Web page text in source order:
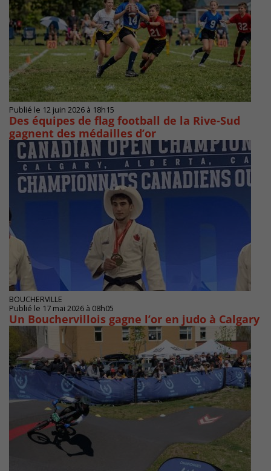
Publié le 12 juin 2026 à 18h15
Des équipes de flag football de la Rive-Sud
gagnent des médailles d’or
BOUCHERVILLE
Publié le 17 mai 2026 à 08h05
Un Bouchervillois gagne l’or en judo à Calgary